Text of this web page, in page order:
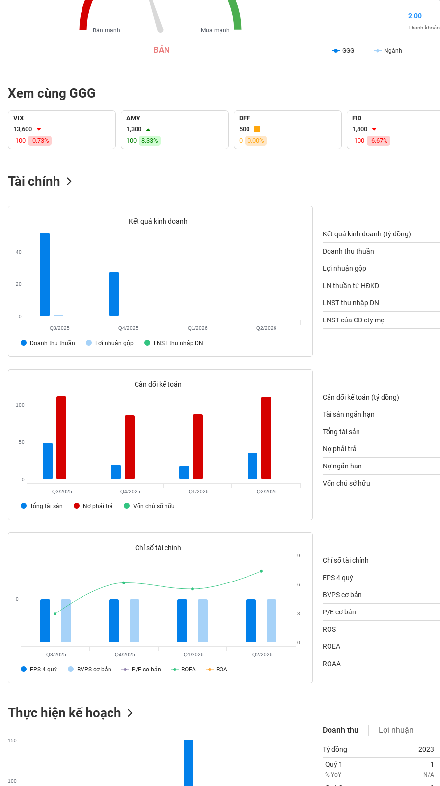
BÁN
Mua mạnh
Bán mạnh
GGG Ngành
2.00
Thanh khoản
Xem cùng GGG
VIX
13,600
-100
-0.73%
AMV
1,300
100
8.33%
DFF
500
0
0.00%
FID
1,400
-100
-6.67%
Tài chính
Kết quả kinh doanh
Doanh thu thuần Lợi nhuận gộp LNST thu nhập DN
0
20
40
Q3/2025 Q4/2025 Q1/2026 Q2/2026
Kết quả kinh doanh (tỷ đồng)
Doanh thu thuần
Lợi nhuận gộp
LN thuần từ HĐKD
LNST thu nhập DN
LNST của CĐ cty mẹ
Cân đối kế toán
Tổng tài sản Nợ phải trả Vốn chủ sỡ hữu
0
50
100
Q3/2025 Q4/2025 Q1/2026 Q2/2026
Cân đối kế toán (tỷ đồng)
Tài sản ngắn hạn
Tổng tài sản
Nợ phải trả
Nợ ngắn hạn
Vốn chủ sở hữu
Chỉ số tài chính
EPS 4 quý BVPS cơ bản P/E cơ bản ROEA ROA
0
0
3
6
9
Q3/2025 Q4/2025 Q1/2026 Q2/2026
Chỉ số tài chính
EPS 4 quý
BVPS cơ bản
P/E cơ bản
ROS
ROEA
ROAA
Thực hiện kế hoạch
100
150
Doanh thu Lợi nhuận
Tỷ đồng 2023
Quý 1
% YoY
1
N/A
(-)
VS-
SECTOR
LIỆU
NGHIỆP
TIÊU
DÙNG
TIÊU
THIẾT
TÀI
CHÍNH
NGHỆ
DỊCH